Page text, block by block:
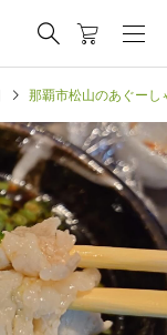
那覇市松山のあぐーし